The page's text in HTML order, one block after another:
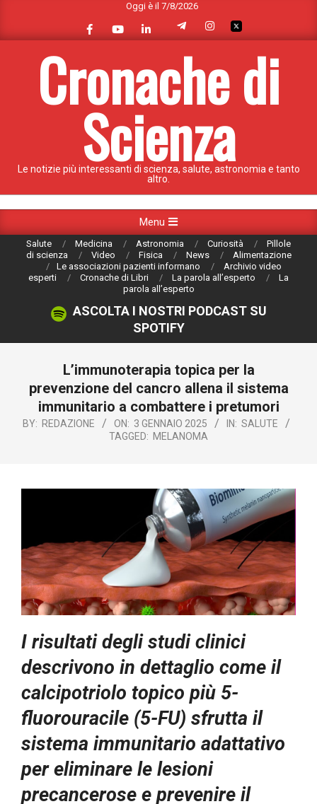
content
Oggi è il 7/8/2026
Cronache di
Scienza
Le notizie più interessanti di scienza, salute, astronomia e tanto
altro.
Navigation
Menu
Salute Medicina Astronomia Curiosità
Pillole
di scienza
Video Fisica News
Alimentazione
Le associazioni pazienti informano
Archivio video
esperti
Cronache di Libri La parola all’esperto
La
parola all’esperto
ASCOLTA I NOSTRI PODCAST SU
SPOTIFY
L’immunoterapia topica per la
prevenzione del cancro allena il sistema
immunitario a combattere i pretumori
BY: REDAZIONE ON: 3 GENNAIO 2025 IN: SALUTE
TAGGED: MELANOMA
I risultati degli studi clinici
descrivono in dettaglio come il
calcipotriolo topico più 5-
fluorouracile (5-FU) sfrutta il
sistema immunitario adattativo
per eliminare le lesioni
precancerose e prevenire il